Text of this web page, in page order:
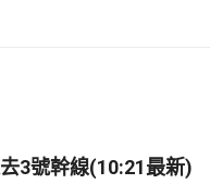
3號幹線(10:21最新)